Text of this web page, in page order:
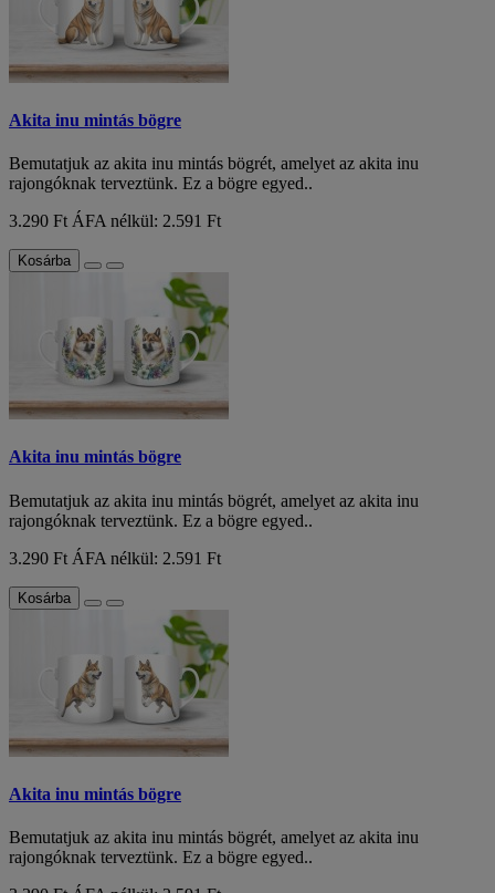
Akita inu mintás bögre
Bemutatjuk az akita inu mintás bögrét, amelyet az akita inu
rajongóknak terveztünk. Ez a bögre egyed..
3.290 Ft ÁFA nélkül: 2.591 Ft
Kosárba
Akita inu mintás bögre
Bemutatjuk az akita inu mintás bögrét, amelyet az akita inu
rajongóknak terveztünk. Ez a bögre egyed..
3.290 Ft ÁFA nélkül: 2.591 Ft
Kosárba
Akita inu mintás bögre
Bemutatjuk az akita inu mintás bögrét, amelyet az akita inu
rajongóknak terveztünk. Ez a bögre egyed..